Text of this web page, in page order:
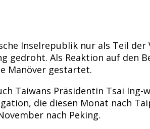
Inselrepublik nur als Teil
Als Reaktion auf den
Manöver gestartet.
Taiwans Präsidentin Tsai Ing-
die diesen Monat nach
nach Peking.